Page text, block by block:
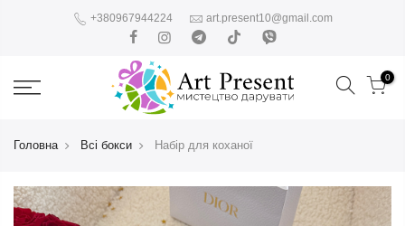
+380967944224 art.present10@gmail.com
0
Головна Всі бокси Набір для коханої